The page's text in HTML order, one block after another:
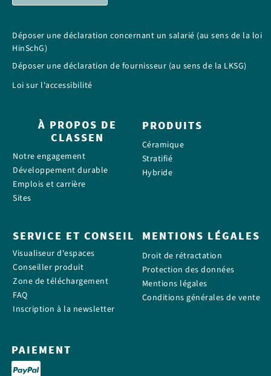
Déposer une déclaration concernant un salarié (au sens de la loi
HinSchG)
Déposer une déclaration de fournisseur (au sens de la LKSG)
Loi sur l'accessibilité
À PROPOS DE
CLASSEN
Notre engagement
Développement durable
Emplois et carrière
Sites
PRODUITS
Céramique
Stratifié
Hybride
SERVICE ET CONSEIL
Visualiseur d'espaces
Conseiller produit
Zone de téléchargement
FAQ
Inscription à la newsletter
MENTIONS LÉGALES
Droit de rétractation
Protection des données
Mentions légales
Conditions générales de vente
PAIEMENT